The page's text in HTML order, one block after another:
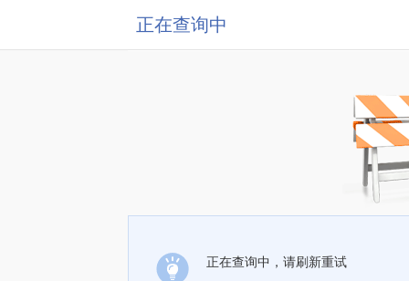
正在查询中
正在查询中，请刷新重试